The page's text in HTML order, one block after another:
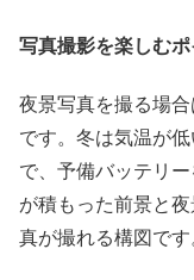
写真撮影を楽しむポ
夜景写真を撮る場
です。冬は気温が
で、予備バッテリ
が積もった前景と
真が撮れる構図です